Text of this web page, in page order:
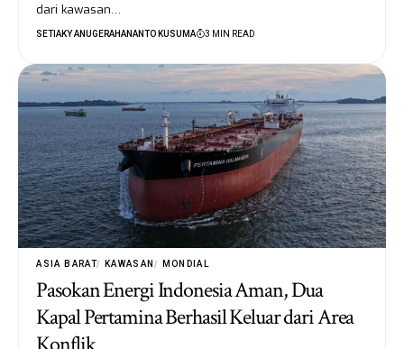
dari kawasan…
SETIAKY ANUGERAHANANTO KUSUMA 3 MIN READ
ASIA BARAT KAWASAN MONDIAL
Pasokan Energi Indonesia Aman, Dua
Kapal Pertamina Berhasil Keluar dari Area